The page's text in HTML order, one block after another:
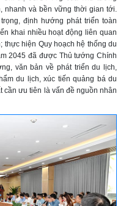
nhanh và bền vững thời gian tới.
định hướng phát triển toàn
khai nhiều hoạt động liên quan
thực hiện Quy hoạch hệ thống du
2045 đã được Thủ tướng Chính
văn bản về phát triển du lịch,
du lịch, xúc tiến quảng bá du
cần ưu tiên là vấn đề nguồn nhân